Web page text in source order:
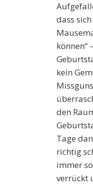
dass
können“
kein
den
Tage
richtig
immer
verrückt